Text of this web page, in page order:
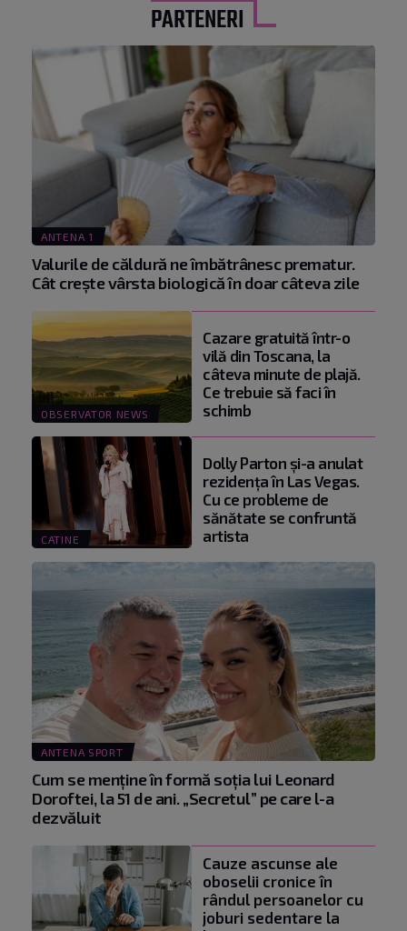
PARTENERI
ANTENA 1
Valurile de căldură ne îmbătrânesc prematur.
Cât crește vârsta biologică în doar câteva zile
OBSERVATOR NEWS
Cazare gratuită într-o
vilă din Toscana, la
câteva minute de plajă.
Ce trebuie să faci în
schimb
CATINE
Dolly Parton și-a anulat
rezidența în Las Vegas.
Cu ce probleme de
sănătate se confruntă
artista
ANTENA SPORT
Cum se menţine în formă soţia lui Leonard
Doroftei, la 51 de ani. „Secretul” pe care l-a
dezvăluit
Cauze ascunse ale
oboselii cronice în
rândul persoanelor cu
joburi sedentare la